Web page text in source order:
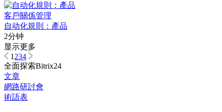
客戶關係管理
自动化規則：產品
2分钟
显示更多
1234
全面探索Bitrix24
文章
網路研討會
術語表